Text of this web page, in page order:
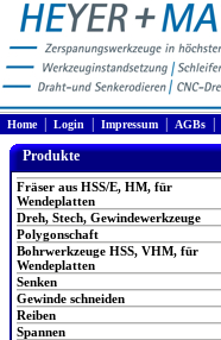
Home| Login Impressum AGBs
Produkte
Fräser aus HSS/E, HM, für
Wendeplatten
Dreh, Stech, Gewindewerkzeuge
Polygonschaft
Bohrwerkzeuge HSS, VHM, für
Wendeplatten
Senken
Gewinde schneiden
Reiben
Spannen